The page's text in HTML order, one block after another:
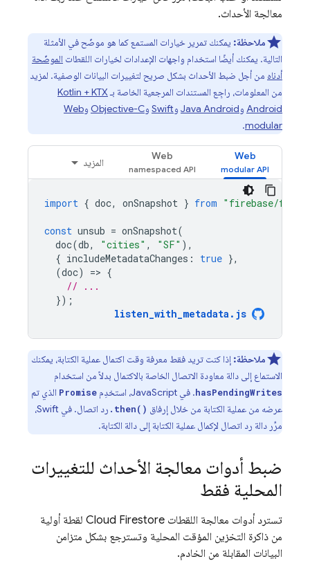
معالجة الأحداث.
ملاحظة: يمكنك تمرير خيارات المستمع كما هو موضّح في الأمثلة
التالية. يمكنك أيضًا استخدام واجهات الإعدادات لخيارات اللقطات الموضّحة
أدناه من أجل ضبط الأحداث بشكل صريح لتغييرات البيانات الوصفية. لمزيد
من المعلومات، راجِع المستندات المرجعية الخاصة بـKotlin + KTX
Android وJava Android وSwift وObjective-C وWeb
modular
.
Web
Web
المزيد
import { doc, onSnapshot } from "firebase/
const unsub = onSnapshot(
doc(db, "cities" , "SF" ),
{ includeMetadataChanges : true },
(doc) => {
// ...
});
listen_with_metadata . js
ملاحظة: إذا كنت تريد فقط معرفة وقت اكتمال عملية الكتابة، يمكنك
الاستماع إلى دالة معاودة الاتصال الخاصة بالاكتمال بدلاً من استخدام
hasPendingWrites. في JavaScript، استخدِم Promise الذي تم
عرضه من عملية الكتابة من خلال إرفاق .then()
رد اتصال. في Swift،
مرِّر دالة رد اتصال لإكمال عملية الكتابة إلى دالة الكتابة.
ضبط أدوات معالجة الأحداث للتغييرات
المحلية فقط
تسترد أدوات معالجة اللقطات Cloud Firestore لقطة أولية
من ذاكرة التخزين المؤقت المحلية وتسترجع بشكل متزامن
البيانات المقابلة من الخادم.